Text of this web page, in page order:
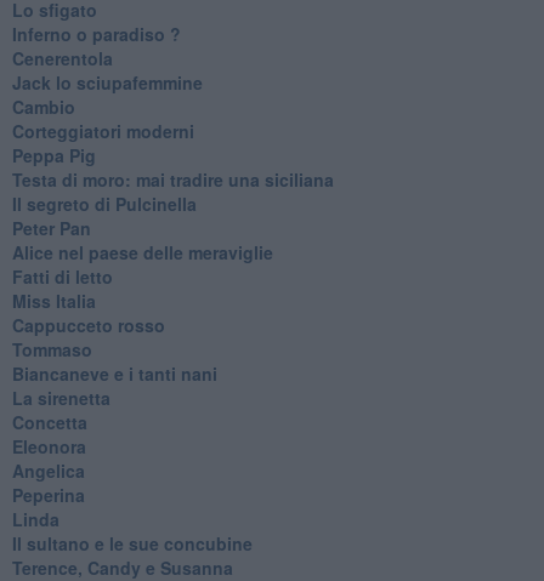
Lo sfigato
Inferno o paradiso ?
Cenerentola
Jack lo sciupafemmine
Cambio
Corteggiatori moderni
Peppa Pig
Testa di moro: mai tradire una siciliana
Il segreto di Pulcinella
Peter Pan
Alice nel paese delle meraviglie
Fatti di letto
Miss Italia
Cappucceto rosso
Tommaso
Biancaneve e i tanti nani
La sirenetta
Concetta
Eleonora
Angelica
Peperina
Linda
Il sultano e le sue concubine
Terence, Candy e Susanna